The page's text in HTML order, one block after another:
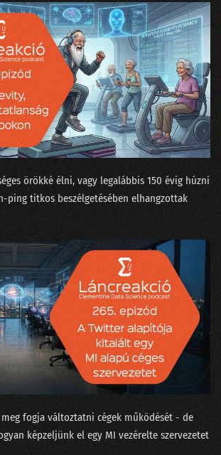
A popzene már régen AI alapú?
202 - A fogkrém buktatja le a csapatösszevonást?
201 - Pillanatfelvétel az ChatGPT nevű csatatérről
200 - Az elmúlt kétszáz adás legnagyobb megfejtései egy helyen!
199 - Baráti szárnyasokkal Kína ellen avagy harci repülés az AI korában
A DeepSeek az új ChatGPT?
197 - A sofőrt leckéztető Tesla esete az autonómiával
195 - Az USA-ban nem érdemes mérnöknek tanulni a H-1B miatt?
194 - Miért nem innováció a zoknigyűjtő robotporszívó?
Csókolom, AGI van? Lesz!
a meglódulás és kijózanodás éve
Az újgenerációs adattudós
Pulzusvarianciával a horkolás nyomában
örökké élni, vagy legalábbis 150 évig húzni
ping titkos beszélgetésében elhangzottak
meg fogja változtatni cégek működését - de
képzeljünk el egy MI vezérelte szervezetet